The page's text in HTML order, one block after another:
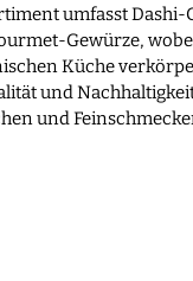
umfasst Dashi-
Gewürze,
Küche
und
und